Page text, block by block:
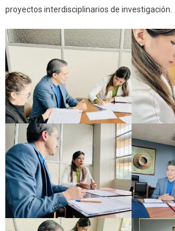
proyectos interdisciplinarios de investigación.